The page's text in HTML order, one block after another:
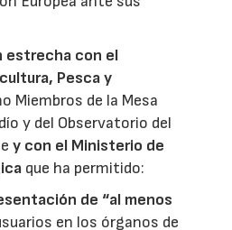
estrecha con el
Pesca y
Miembros de la Mesa
y del Observatorio del
y con el Ministerio de
que ha permitido:
de “al menos
en los órganos de